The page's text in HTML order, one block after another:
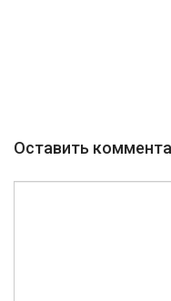
Оставить